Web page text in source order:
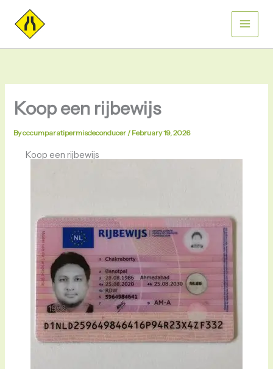
content
Koop een rijbewijs
Bycccumparatipermisdeconducer / February 19, 2026
Koop een rijbewijs